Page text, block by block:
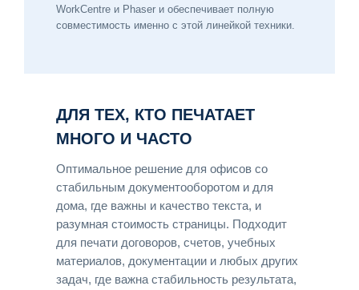
WorkCentre и Phaser и обеспечивает полную
совместимость именно с этой линейкой техники.
ДЛЯ ТЕХ, КТО ПЕЧАТАЕТ
МНОГО И ЧАСТО
Оптимальное решение для офисов со
стабильным документооборотом и для
дома, где важны и качество текста, и
разумная стоимость страницы. Подходит
для печати договоров, счетов, учебных
материалов, документации и любых других
задач, где важна стабильность результата,